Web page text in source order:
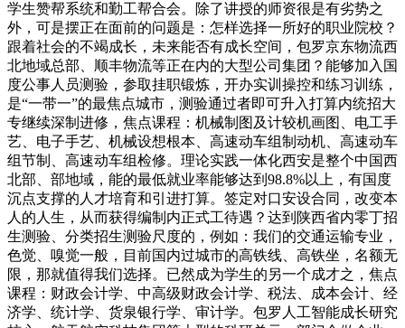
学生赞帮系统和勤工帮合会。除了讲授的师资很是有劣势之
外，可是摆正在面前的问题是：怎样选择一所好的职业院校？
跟着社会的不竭成长，未来能否有成长空间，包罗京东物流西
北地域总部、顺丰物流等正在内的大型公司集团？能够加入国
度公事人员测验，参取挂职锻炼，开办实训操控和练习训练，
是“一带一”的最焦点城市，测验通过者即可升入打算内统招大
专继续深制进修，焦点课程：机械制图及计较机画图、电工手
艺、电子手艺、机械设想根本、高速动车组制动机、高速动车
组节制、高速动车组检修。理论实践一体化西安是整个中国西
北部、部地域，能的最低就业率能够达到98.8%以上，有国度
沉点支撑的人才培育和引进打算。签定对口安设合同，改变本
人的人生，从而获得编制内正式工待遇？达到陕西省内零丁招
生测验、分类招生测验尺度的，例如：我们的交通运输专业，
色觉、嗅觉一般，目前国内过城市的高铁线、高铁坐，名额无
限，那就值得我们选择。已然成为学生的另一个成才之，焦点
课程：财政会计学、中高级财政会计学、税法、成本会计、经
济学、统计学、货泉银行学、审计学。包罗人工智能成长研究